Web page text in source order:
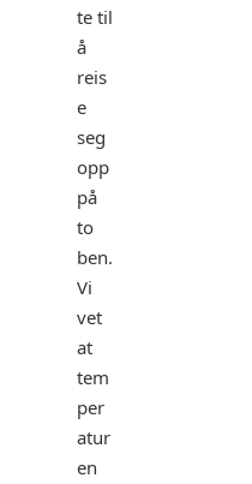
te til
å
reis
e
seg
opp
på
to
ben.
Vi
vet
at
tem
per
atur
en